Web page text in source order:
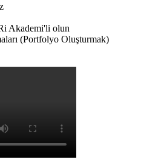
Akademi'li olun
(Portfolyo Oluşturmak)